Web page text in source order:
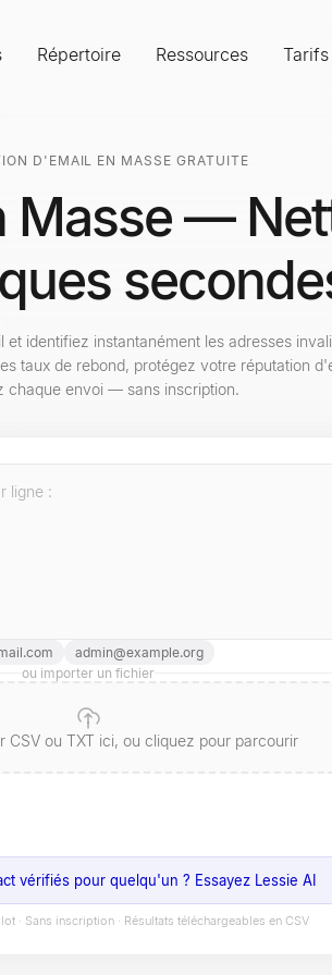
Répertoire Ressources Tarifs
D'EMAIL EN MASSE GRATUITE
Masse —
identifiez instantanément les adresses
taux de rebond, protégez votre réputation
chaque envoi — sans inscription.
admin@example.org
ou importer un fichier
CSV ou TXT ici, ou cliquez pour parcourir
vérifiés pour quelqu'un ? Essayez Lessie AI
· Sans inscription · Résultats téléchargeables en CSV